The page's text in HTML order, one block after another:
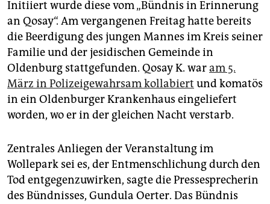
Initiiert wurde diese vom „Bündnis in Erinnerung
an ­Qosay“. Am vergangenen Freitag hatte bereits
die Beerdigung des jungen Mannes im Kreis seiner
Familie und der jesidischen Gemeinde in
Oldenburg stattgefunden. Qosay K. waram 5.
März in Polizeigewahrsam kollabiert und komatös
in ein Oldenburger Krankenhaus eingeliefert
worden, wo er in der gleichen Nacht verstarb.
Zentrales Anliegen der Veranstaltung im
Wollepark sei es, der Entmenschlichung durch den
Tod entgegenzuwirken, sagte die Pressesprecherin
des Bündnisses, Gundula Oerter. Das Bündnis